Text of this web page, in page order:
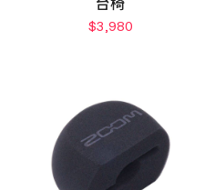
$3,980